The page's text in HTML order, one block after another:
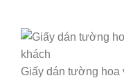
Giấy dán tường hoa